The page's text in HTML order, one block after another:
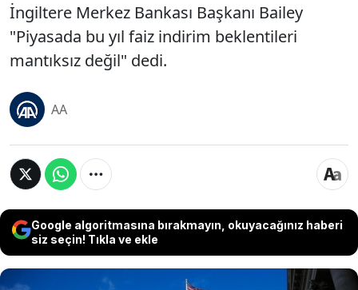
İngiltere Merkez Bankası Başkanı Bailey
"Piyasada bu yıl faiz indirim beklentileri
mantıksız değil" dedi.
AA
Google algoritmasına bırakmayın, okuyacağınız haberi
siz seçin! Tıkla ve ekle